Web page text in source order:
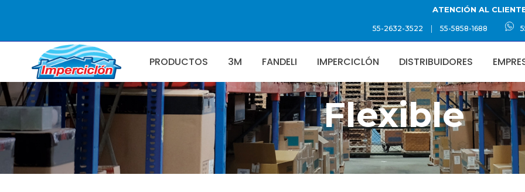
ATENCIÓN AL
55-2632-3522 | 55-5858-1688
PRODUCTOS 3M FANDELI IMPERCICLÓN DISTRIBUIDORES
Flexible